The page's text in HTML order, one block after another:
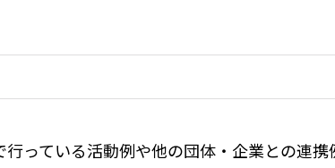
っている活動例や他の団体・企業との連携